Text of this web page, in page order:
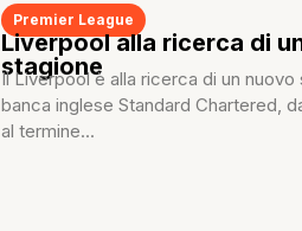
Premier League
Liverpool alla ricerca di
stagione
Il Liverpool è alla ricerca di un
banca inglese Standard Chartered,
al termine...